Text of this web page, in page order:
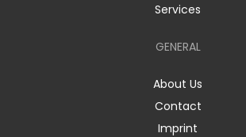
Services
GENERAL
About Us
Contact
Imprint